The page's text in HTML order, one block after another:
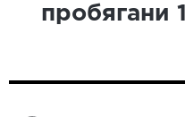
пробягани